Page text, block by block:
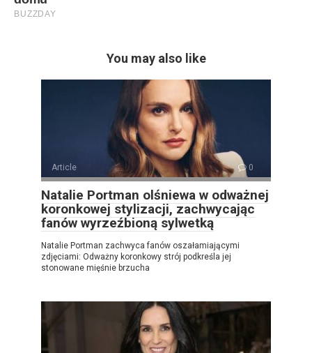
You may also like
Article 0
Natalie Portman olśniewa w odważnej
koronkowej stylizacji, zachwycając
fanów wyrzeźbioną sylwetką
Natalie Portman zachwyca fanów oszałamiającymi
zdjęciami: Odważny koronkowy strój podkreśla jej
stonowane mięśnie brzucha